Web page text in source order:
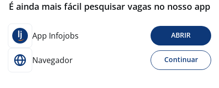
É ainda mais fácil pesquisar vagas no nosso app
App Infojobs ABRIR
Navegador Continuar